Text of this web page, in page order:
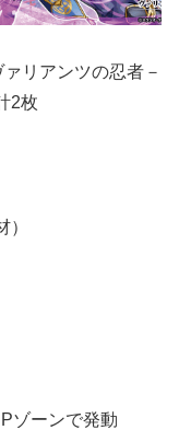
リアンツの忍者－
2枚
ゾーンで発動